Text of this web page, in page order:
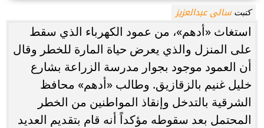
كتبت سالى عبدالعزيز
استغاث «أدهم»، من عمود الكهرباء الذي سقط
على المنزل والذي يعرض حياة المارة للخطر وقال
أن العمود موجود بجوار مدرسة الزراعة بشارع
خليل غنيم بالزقازيق. وطالب «أدهم» محافظ
الشرقية بالتدخل وإنقاذ المواطنين من الخطر
المحتمل بعد سقوطه مؤكداً أنه قام بتقديم العديد